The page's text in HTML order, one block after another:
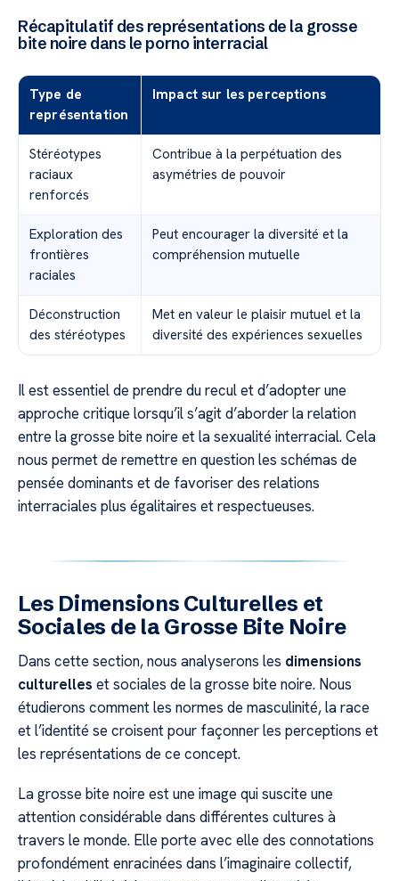
Récapitulatif des représentations de la grosse
bite noire dans le porno interracial
Type de
représentation
Impact sur les perceptions
Stéréotypes
raciaux
renforcés
Contribue à la perpétuation des
asymétries de pouvoir
Exploration des
frontières
raciales
Peut encourager la diversité et la
compréhension mutuelle
Déconstruction
des stéréotypes
Met en valeur le plaisir mutuel et la
diversité des expériences sexuelles
Il est essentiel de prendre du recul et d’adopter une
approche critique lorsqu’il s’agit d’aborder la relation
entre la grosse bite noire et la sexualité interracial. Cela
nous permet de remettre en question les schémas de
pensée dominants et de favoriser des relations
interraciales plus égalitaires et respectueuses.
Les Dimensions Culturelles et
Sociales de la Grosse Bite Noire
Dans cette section, nous analyserons les dimensions
culturelles et sociales de la grosse bite noire. Nous
étudierons comment les normes de masculinité, la race
et l’identité se croisent pour façonner les perceptions et
les représentations de ce concept.
La grosse bite noire est une image qui suscite une
attention considérable dans différentes cultures à
travers le monde. Elle porte avec elle des connotations
profondément enracinées dans l’imaginaire collectif,